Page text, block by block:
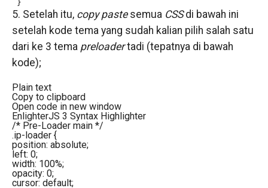
5. Setelah itu, copy paste semua CSSdi bawah ini
setelah kode tema yang sudah kalian pilih salah satu
dari ke 3 tema preloadertadi (tepatnya di bawah
kode);
Plain text
Copy to clipboard
Open code in new window
EnlighterJS 3 Syntax Highlighter
/* Pre-Loader main */
.ip-loader {
position: absolute;
left: 0;
width: 100%;
opacity: 0;
cursor: default;